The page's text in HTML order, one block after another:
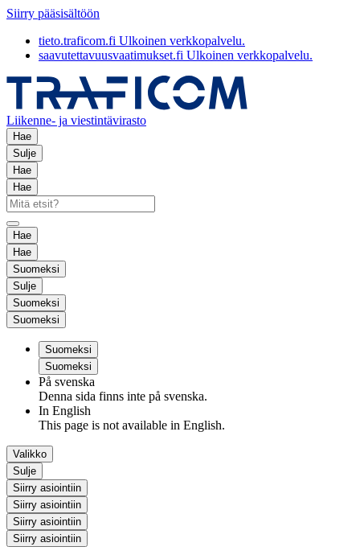
Siirry pääsisältöön
tieto.traficom.fi Ulkoinen verkkopalvelu.
saavutettavuusvaatimukset.fi Ulkoinen verkkopalvelu.
Liikenne- ja viestintävirasto
Hae
Sulje
Hae
Hae
Hae
Hae
Suomeksi
Sulje
Suomeksi
Suomeksi
Suomeksi
Suomeksi
På svenska
Denna sida finns inte på svenska.
In English
This page is not available in English.
Valikko
Sulje
Siirry asiointiin
Siirry asiointiin
Siirry asiointiin
Siirry asiointiin